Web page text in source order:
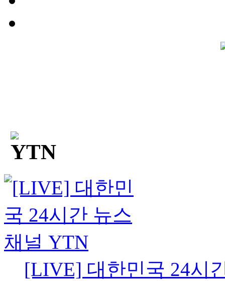
[LIVE] 대한민국 24시